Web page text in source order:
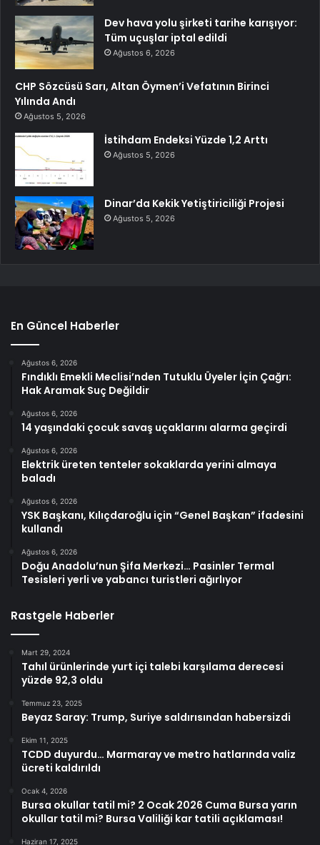
Dev hava yolu şirketi tarihe karışıyor:
Tüm uçuşlar iptal edildi
Ağustos 6, 2026
CHP Sözcüsü Sarı, Altan Öymen’i Vefatının Birinci
Yılında Andı
Ağustos 5, 2026
İstihdam Endeksi Yüzde 1,2 Arttı
Ağustos 5, 2026
Dinar’da Kekik Yetiştiriciliği Projesi
Ağustos 5, 2026
En Güncel Haberler
Ağustos 6, 2026
Fındıklı Emekli Meclisi’nden Tutuklu Üyeler İçin Çağrı:
Hak Aramak Suç Değildir
Ağustos 6, 2026
14 yaşındaki çocuk savaş uçaklarını alarma geçirdi
Ağustos 6, 2026
Elektrik üreten tenteler sokaklarda yerini almaya
baladı
Ağustos 6, 2026
YSK Başkanı, Kılıçdaroğlu için “Genel Başkan” ifadesini
kullandı
Ağustos 6, 2026
Doğu Anadolu’nun Şifa Merkezi… Pasinler Termal
Tesisleri yerli ve yabancı turistleri ağırlıyor
Rastgele Haberler
Mart 29, 2024
Tahıl ürünlerinde yurt içi talebi karşılama derecesi
yüzde 92,3 oldu
Temmuz 23, 2025
Beyaz Saray: Trump, Suriye saldırısından habersizdi
Ekim 11, 2025
TCDD duyurdu… Marmaray ve metro hatlarında valiz
ücreti kaldırıldı
Ocak 4, 2026
Bursa okullar tatil mi? 2 Ocak 2026 Cuma Bursa yarın
okullar tatil mi? Bursa Valiliği kar tatili açıklaması!
Haziran 17, 2025